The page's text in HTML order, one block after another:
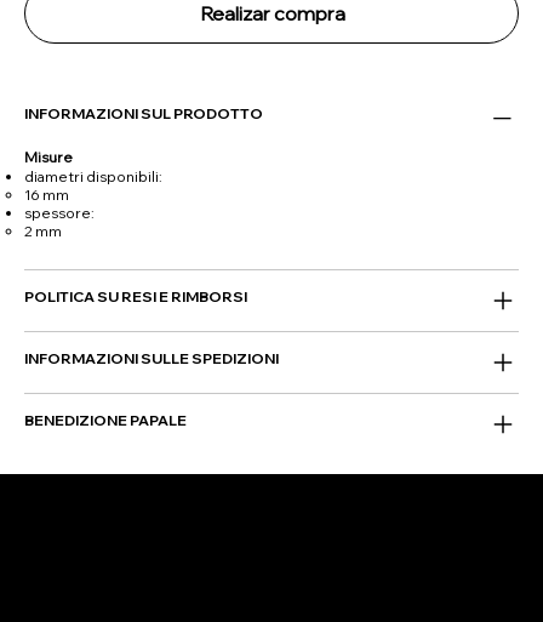
Realizar compra
INFORMAZIONI SUL PRODOTTO
Misure
diametri disponibili:
16 mm
spessore:
2 mm
POLITICA SU RESI E RIMBORSI
INFORMAZIONI SULLE SPEDIZIONI
BENEDIZIONE PAPALE